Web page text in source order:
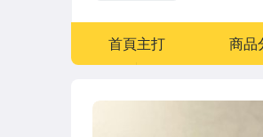
首頁主打 商品